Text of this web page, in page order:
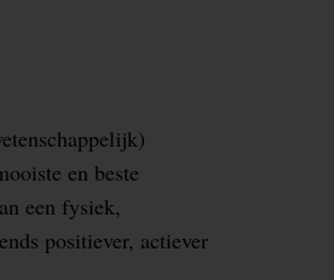
en beste
een fysiek,
positiever, actiever